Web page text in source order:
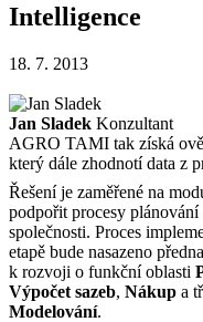
Intelligence
18. 7. 2013
Jan Sladek Konzultant
AGRO TAMI tak získá
který dále zhodnotí data z
Řešení je zaměřené na
podpořit procesy
společnosti. Proces
etapě bude nasazeno
k rozvoji o funkční oblasti
Výpočet sazeb, Nákup a
Modelování.